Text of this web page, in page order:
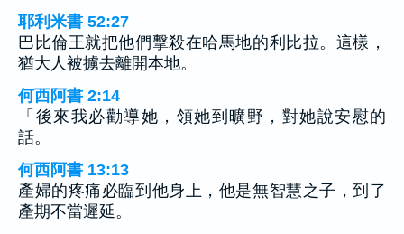
耶利米書 52:27
巴比倫王就把他們擊殺在哈馬地的利比拉。這樣，
猶大人被擄去離開本地。
何西阿書 2:14
「後來我必勸導她，領她到曠野，對她說安慰的
話。
何西阿書 13:13
產婦的疼痛必臨到他身上，他是無智慧之子，到了
產期不當遲延。